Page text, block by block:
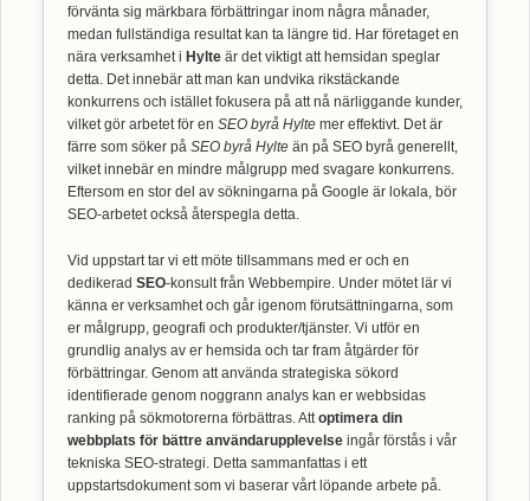
förvänta sig märkbara förbättringar inom några månader,
medan fullständiga resultat kan ta längre tid. Har företaget en
nära verksamhet i Hylte är det viktigt att hemsidan speglar
detta. Det innebär att man kan undvika rikstäckande
konkurrens och istället fokusera på att nå närliggande kunder,
vilket gör arbetet för en SEO byrå Hylte mer effektivt. Det är
färre som söker på SEO byrå Hylte än på SEO byrå generellt,
vilket innebär en mindre målgrupp med svagare konkurrens.
Eftersom en stor del av sökningarna på Google är lokala, bör
SEO-arbetet också återspegla detta.
Vid uppstart tar vi ett möte tillsammans med er och en
dedikerad SEO-konsult från Webbempire. Under mötet lär vi
känna er verksamhet och går igenom förutsättningarna, som
er målgrupp, geografi och produkter/tjänster. Vi utför en
grundlig analys av er hemsida och tar fram åtgärder för
förbättringar. Genom att använda strategiska sökord
identifierade genom noggrann analys kan er webbsidas
ranking på sökmotorerna förbättras. Attoptimera din
webbplats för bättre användarupplevelse ingår förstås i vår
tekniska SEO-strategi. Detta sammanfattas i ett
uppstartsdokument som vi baserar vårt löpande arbete på.